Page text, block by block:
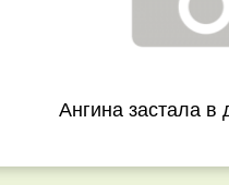
Ангина застала в